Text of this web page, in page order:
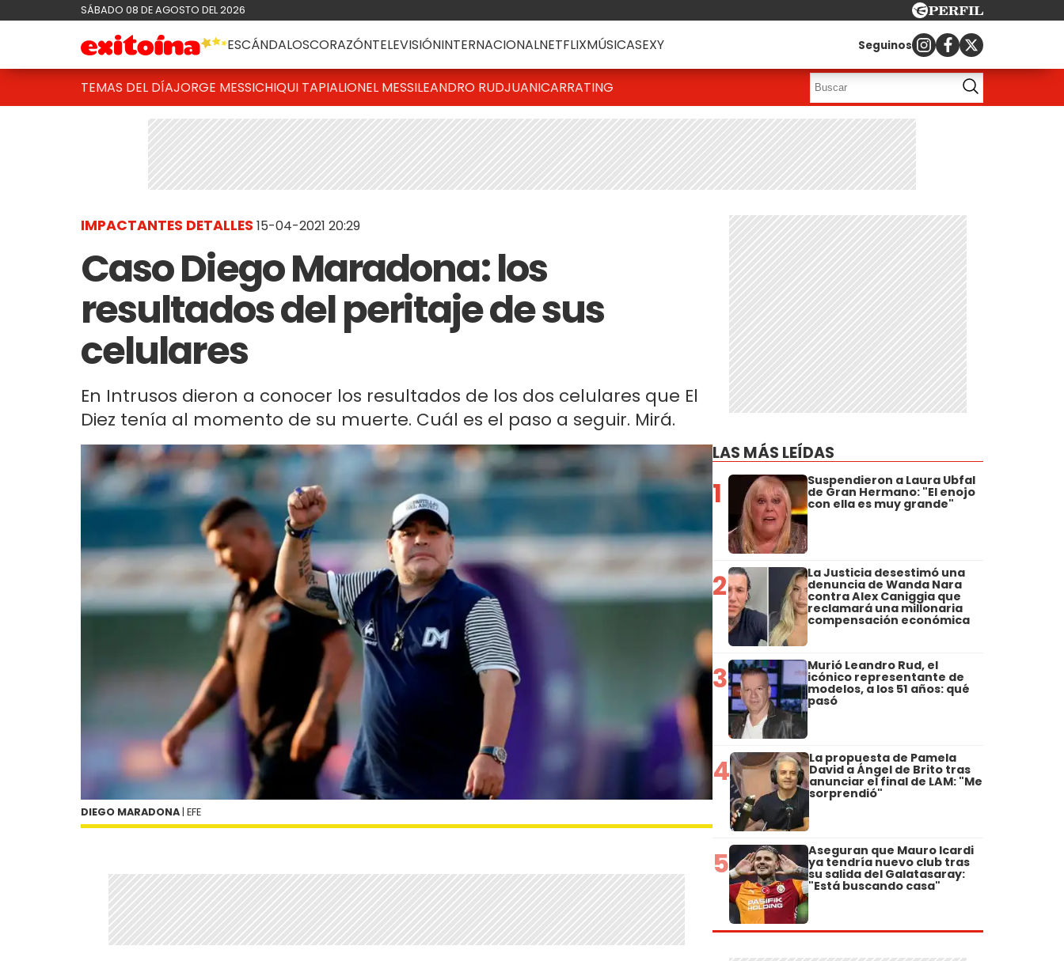
SÁBADO 08 DE AGOSTO DEL 2026
ESCÁNDALOSCORAZÓNTELEVISIÓNINTERNACIONALNETFLIXMÚSICASEXY Seguinos
TEMAS DEL DÍAJORGE MESSICHIQUI TAPIALIONEL MESSILEANDRO RUDJUANICARRATING
IMPACTANTES DETALLES 15-04-2021 20:29
Caso Diego Maradona: los
resultados del peritaje de sus
celulares
En Intrusos dieron a conocer los resultados de los dos celulares que El
Diez tenía al momento de su muerte. Cuál es el paso a seguir. Mirá.
DIEGO MARADONA | EFE
LAS MÁS LEÍDAS
1 Suspendieron a Laura Ubfal
de Gran Hermano: "El enojo
con ella es muy grande"
2 La Justicia desestimó una
denuncia de Wanda Nara
contra Alex Caniggia que
reclamará una millonaria
compensación económica
3 Murió Leandro Rud, el
icónico representante de
modelos, a los 51 años: qué
pasó
4 La propuesta de Pamela
David a Ángel de Brito tras
anunciar el final de LAM: "Me
sorprendió"
5 Aseguran que Mauro Icardi
ya tendría nuevo club tras
su salida del Galatasaray:
"Está buscando casa"